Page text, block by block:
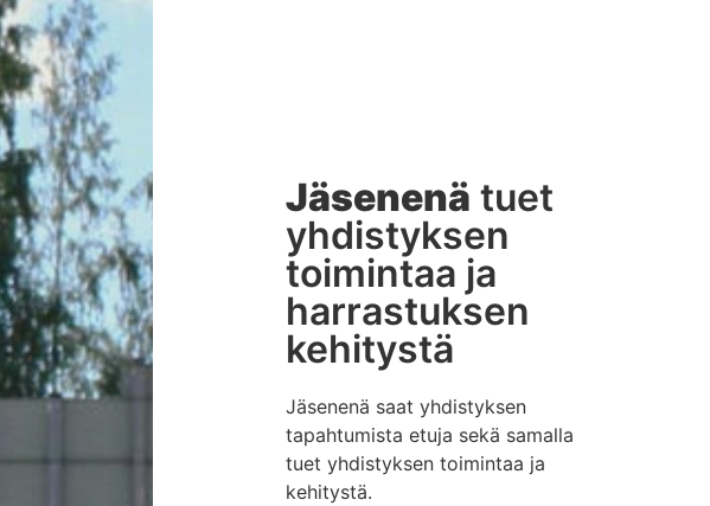
Jäsenenä tuet
yhdistyksen
toimintaa ja
harrastuksen
kehitystä
Jäsenenä saat yhdistyksen
tapahtumista etuja sekä samalla
tuet yhdistyksen toimintaa ja
kehitystä.